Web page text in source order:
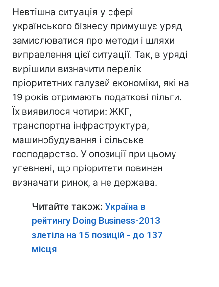
Невтішна ситуація у сфері
українського бізнесу примушує уряд
замислюватися про методи і шляхи
виправлення цієї ситуації. Так, в уряді
вирішили визначити перелік
пріоритетних галузей економіки, які на
19 років отримають податкові пільги.
Їх виявилося чотири: ЖКГ,
транспортна інфраструктура,
машинобудування і сільське
господарство. У опозиції при цьому
упевнені, що пріоритети повинен
визначати ринок, а не держава.
Читайте також: Україна в
рейтингу Doing Business-2013
злетіла на 15 позицій - до 137
місця